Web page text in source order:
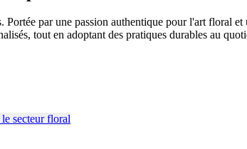
par une passion authentique pour l'art floral
tout en adoptant des pratiques durables au